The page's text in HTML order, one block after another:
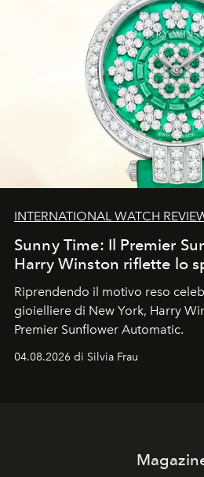
INTERNATIONAL WATCH
Sunny Time: Il Premier
Harry Winston riflette lo
Riprendendo il motivo reso
gioielliere di New York, Harry
Premier Sunflower Automatic.
04.08.2026 di Silvia Frau